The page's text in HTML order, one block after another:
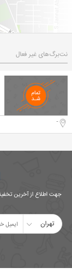
نت‌برگ‌های غیر فعال
-
جهت اطلاع از آخرین
تهران